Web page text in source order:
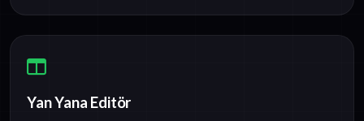
Yan Yana Editör